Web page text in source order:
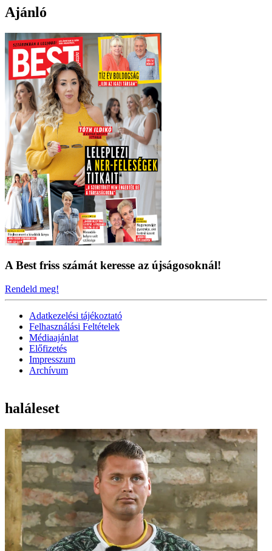
Ajánló
A Best friss számát keresse az újságosoknál!
Rendeld meg!
Adatkezelési tájékoztató
Felhasználási Feltételek
Médiaajánlat
Előfizetés
Impresszum
Archívum
haláleset